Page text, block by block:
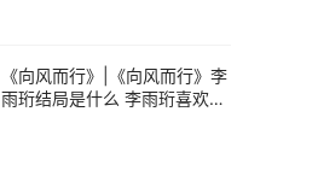
《向风而行》|《向风而行》李
雨珩结局是什么 李雨珩喜欢的